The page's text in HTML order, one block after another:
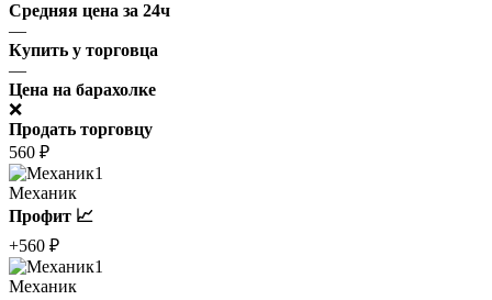
Средняя цена за 24ч
—
Купить у торговца
—
Цена на барахолке
❌
Продать торговцу
560 ₽
1
Механик
Профит 📈
+560 ₽
1
Механик